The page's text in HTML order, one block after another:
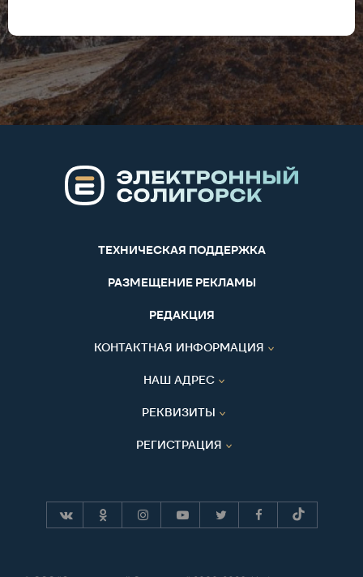
ТЕХНИЧЕСКАЯ ПОДДЕРЖКА
РАЗМЕЩЕНИЕ РЕКЛАМЫ
РЕДАКЦИЯ
КОНТАКТНАЯ ИНФОРМАЦИЯ
НАШ АДРЕС
РЕКВИЗИТЫ
РЕГИСТРАЦИЯ